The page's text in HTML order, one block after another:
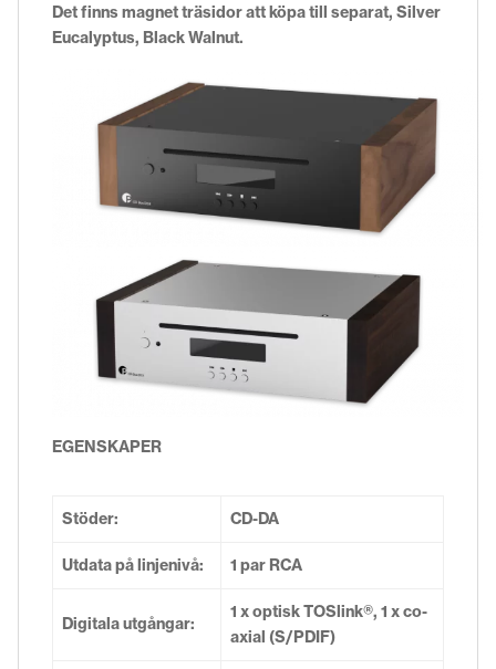
Det finns magnet träsidor att köpa till separat, Silver
Eucalyptus, Black Walnut.
EGENSKAPER
Stöder: CD-DA
Utdata på linjenivå: 1 par RCA
Digitala utgångar:
1 x optisk TOSlink®, 1 x co-
axial (S/PDIF)